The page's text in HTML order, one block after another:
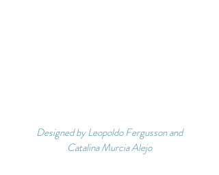
Designed by Leopoldo Fergusson and
Catalina Murcia Alejo